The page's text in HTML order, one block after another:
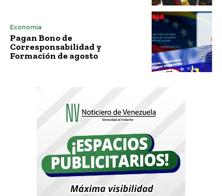
Economía
Pagan Bono de
Corresponsabilidad y
Formación de agosto